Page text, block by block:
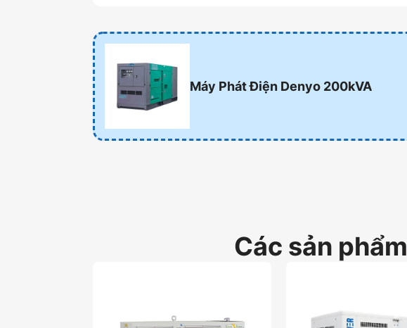
Máy Phát Điện Denyo 200kVA
Các sản phẩm